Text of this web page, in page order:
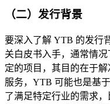
（二）发行背景
要深入了解 YTB 的发行
关白皮书入手，通常情
定的项目，其目的在于
服务，YTB 可能也是基
了满足特定行业的需求